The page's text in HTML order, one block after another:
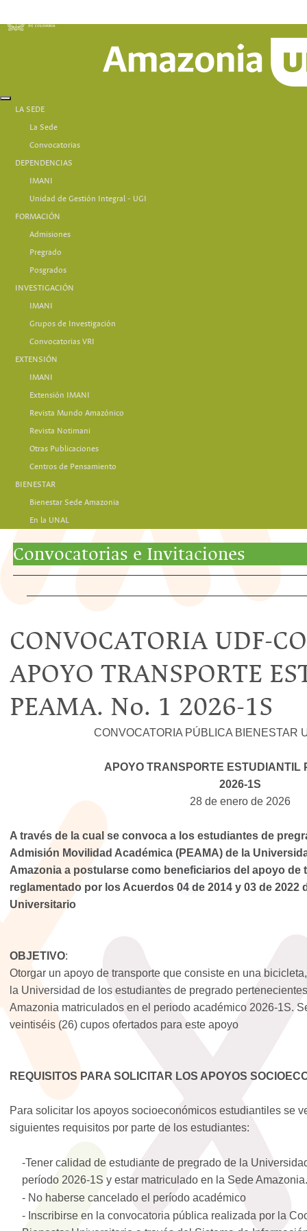
LA SEDE
La Sede
Convocatorias
DEPENDENCIAS
IMANI
Unidad de Gestión Integral - UGI
FORMACIÓN
Admisiones
Pregrado
Posgrados
INVESTIGACIÓN
IMANI
Grupos de Investigación
Convocatorias VRI
EXTENSIÓN
IMANI
Extensión IMANI
Revista Mundo Amazónico
Revista Notimani
Otras Publicaciones
Centros de Pensamiento
BIENESTAR
Bienestar Sede Amazonia
En la UNAL
Convocatorias e Invitaciones
CONVOCATORIA UDF-
APOYO TRANSPORTE
PEAMA. No. 1 2026-1S
CONVOCATORIA PÚBLICA BIENESTAR
APOYO TRANSPORTE ESTUDIANTIL
2026-1S
28 de enero de 2026
A través de la cual se convoca a los estudiantes de
Admisión Movilidad Académica (PEAMA) de la
Amazonia a postularse como beneficiarios del apoyo de
reglamentado por los Acuerdos 04 de 2014 y 03 de 2022
Universitario
OBJETIVO:
Otorgar un apoyo de transporte que consiste en una
la Universidad de los estudiantes de pregrado
Amazonia matriculados en el periodo académico 2026-1S.
veintiséis (26) cupos ofertados para este apoyo
REQUISITOS PARA SOLICITAR LOS APOYOS
Para solicitar los apoyos socioeconómicos estudiantiles se
siguientes requisitos por parte de los estudiantes:
-Tener calidad de estudiante de pregrado de la
período 2026-1S y estar matriculado en la Sede Amazonia.
- No haberse cancelado el período académico
- Inscribirse en la convocatoria pública realizada por la